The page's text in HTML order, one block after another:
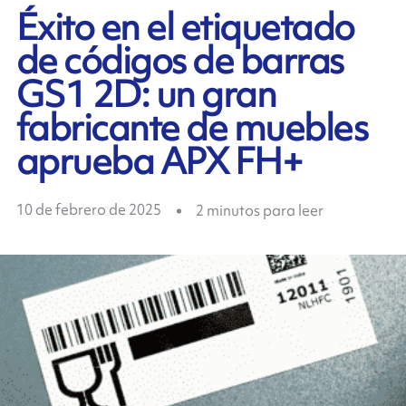
Éxito en el etiquetado
de códigos de barras
GS1 2D: un gran
fabricante de muebles
aprueba APX FH+
10 de febrero de 2025 2 minutos para leer